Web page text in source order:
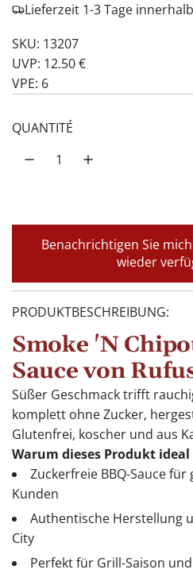
Lieferzeit 1-3 Tage
SKU: 13207
UVP: 12.50 €
VPE: 6
QUANTITÉ
Benachrichtigen Sie
wieder
PRODUKTBESCHREIBUNG:
Smoke 'N
Sauce von
Süßer Geschmack trifft
komplett ohne Zucker,
Glutenfrei, koscher und aus
Warum dieses Produkt
Zuckerfreie BBQ-Sauce
Kunden
Authentische Herstellung
City
Perfekt für Grill-Saison